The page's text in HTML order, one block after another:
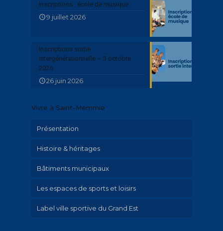
Inscriptions : école de musique
9 juillet 2026
Inscriptions sortie
intergénérationnelle – 3 octobre
2026
26 juin 2026
Vivre à Saint-Memmie
Présentation
Histoire & héritages
Patrimoine
Parcours historique
Illustrations Irolla
Bâtiments municipaux
Les espaces de sports et loisirs
Label ville sportive du Grand Est